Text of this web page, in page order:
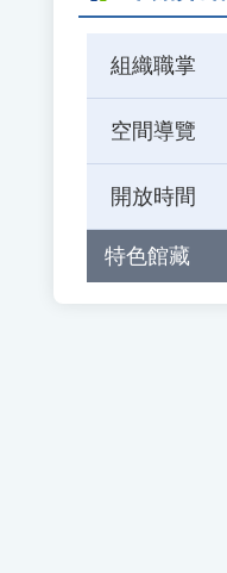
組織職掌
空間導覽
開放時間
特色館藏